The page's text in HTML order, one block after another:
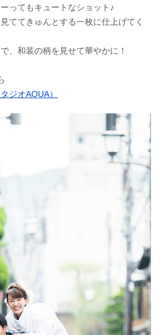
ってもキュートなショット♪
ててきゅんとする一枚に仕上げてく
、和装の柄を見せて華やかに！
ジオAQUA）